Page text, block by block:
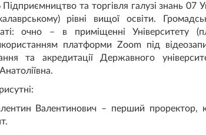
Підприємництво та торгівля галузі знань 07
рівні вищої освіти.
очно – в приміщенні Університету
платформи Zoom під
та акредитації Державного
Валентинович – перший проректор,